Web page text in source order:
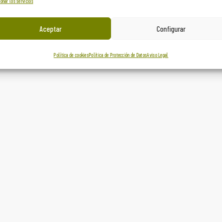
los servicios
Aceptar Configurar
Política de cookiesPolítica de Protección de DatosAviso Legal